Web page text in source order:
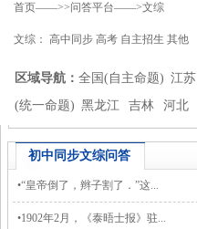
首页——>>问答平台——>文综
文综： 高中同步 高考 自主招生 其他
区域导航： 全国(自主命题) 江苏
(统一命题) 黑龙江 吉林 河北
初中同步文综问答
•“皇帝倒了，辫子割了．”这...
•1902年2月，《泰晤士报》驻...